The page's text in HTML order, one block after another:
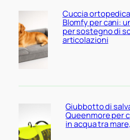
Cuccia
Blomfy per cani:
per sostegno di
articolazioni
Giubbotto di
Queenmore per
in acqua tra